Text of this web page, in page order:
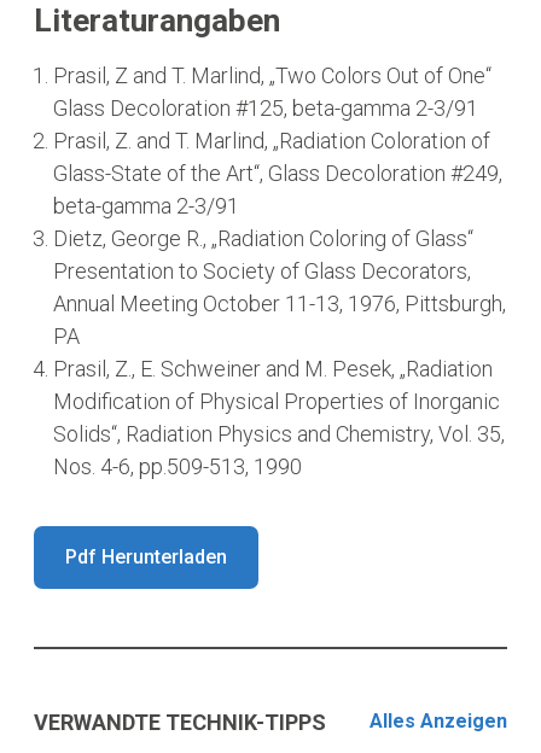
Literaturangaben
Prasil, Z and T. Marlind, „Two Colors Out of One“
Glass Decoloration #125, beta-gamma 2-3/91
Prasil, Z. and T. Marlind, „Radiation Coloration of
Glass-State of the Art“, Glass Decoloration #249,
beta-gamma 2-3/91
Dietz, George R., „Radiation Coloring of Glass“
Presentation to Society of Glass Decorators,
Annual Meeting October 11-13, 1976, Pittsburgh,
PA
Prasil, Z., E. Schweiner and M. Pesek, „Radiation
Modification of Physical Properties of Inorganic
Solids“, Radiation Physics and Chemistry, Vol. 35,
Nos. 4-6, pp.509-513, 1990
Pdf Herunterladen
VERWANDTE TECHNIK-TIPPS Alles Anzeigen